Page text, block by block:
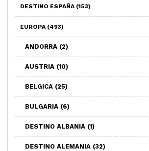
DESTINO ESPAÑA (153)
EUROPA (493)
ANDORRA (2)
AUSTRIA (10)
BELGICA (25)
BULGARIA (6)
DESTINO ALBANIA (1)
DESTINO ALEMANIA (32)